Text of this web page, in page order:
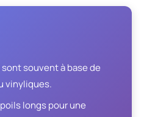
souvent à base de
vinyliques.
longs pour une